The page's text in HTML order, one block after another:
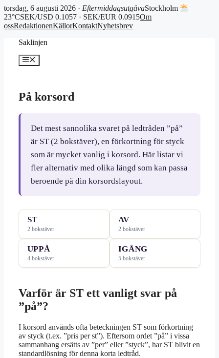
torsdag, 6 augusti 2026 · EftermiddagsutgåvaStockholm
23°CSEK/USD 0.1057 · SEK/EUR 0.0915Om
ossRedaktionenKällorKontaktNyhetsbrev
Saklinjen
Meny
På korsord
Det mest sannolika svaret på ledtråden ”på”
är ST (2 bokstäver), en förkortning för styck
som är mycket vanlig i korsord. Här listar vi
fler alternativ med olika längd som kan passa
beroende på din korsordslayout.
ST
2 bokstäver
AV
2 bokstäver
UPPÅ
4 bokstäver
IGÅNG
5 bokstäver
Varför är ST ett vanligt svar på
”på”?
I korsord används ofta beteckningen ST som förkortning
av styck (t.ex. ”pris per st”). Eftersom ordet ”på” i vissa
sammanhang ersätts av ”per” eller ”styck”, har ST blivit en
standardlösning för denna korta ledtråd.